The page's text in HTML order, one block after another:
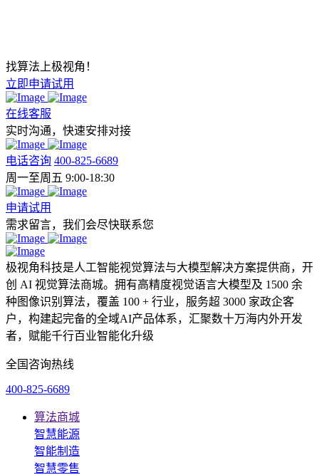
找算法上极视角！
立即申请试用
在线客服
实时沟通，快速安排对接
电话咨询 400-825-6689
周一至周五 9:00-18:30
申请试用
需求留言，我们会尽快联系您
极视角科技是人工智能视觉算法与大模型解决方案提供商，开
创 AI 视觉算法商城。拥有高精度视觉语言大模型及 1500 余
种图像识别算法，覆盖 100 + 行业，服务超 3000 家政企客
户，构建起完备的全域AI产品体系，汇聚数十万海内外开发
者，赋能千行百业智能化升级
全国咨询热线
400-825-6689
算法商城
智慧能源
智能制造
智慧零售